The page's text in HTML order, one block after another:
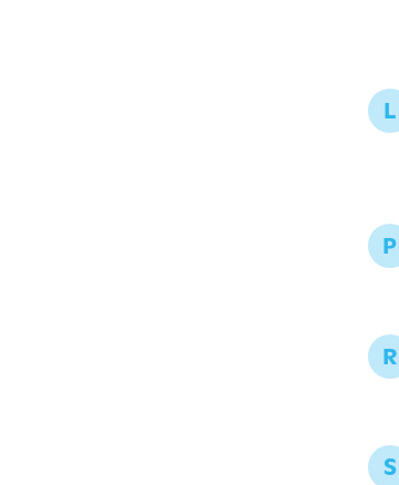
L
P
R
S